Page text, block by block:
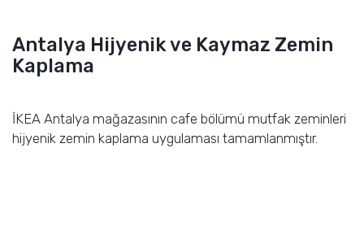
Antalya Hijyenik ve Kaymaz Zemin
Kaplama
İKEA Antalya mağazasının cafe bölümü mutfak zeminleri
hijyenik zemin kaplama uygulaması tamamlanmıştır.